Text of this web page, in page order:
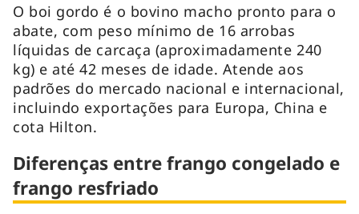
O boi gordo é o bovino macho pronto para o
abate, com peso mínimo de 16 arrobas
líquidas de carcaça (aproximadamente 240
kg) e até 42 meses de idade. Atende aos
padrões do mercado nacional e internacional,
incluindo exportações para Europa, China e
cota Hilton.
Diferenças entre frango congelado e
frango resfriado